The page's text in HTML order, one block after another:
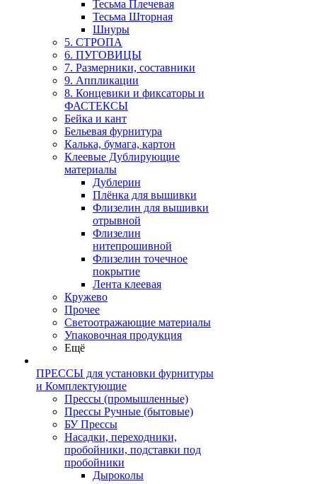
Тесьма Плечевая
Тесьма Шторная
Шнуры
5. СТРОПА
6. ПУГОВИЦЫ
7. Размерники, составники
9. Аппликации
8. Концевики и фиксаторы и
ФАСТЕКСЫ
Бейка и кант
Бельевая фурнитура
Калька, бумага, картон
Клеевые Дублирующие
материалы
Дублерин
Плёнка для вышивки
Флизелин для вышивки
отрывной
Флизелин
нитепрошивной
Флизелин точечное
покрытие
Лента клеевая
Кружево
Прочее
Светоотражающие материалы
Упаковочная продукция
Ещё
ПРЕССЫ для установки фурнитуры
и Комплектующие
Прессы (промышленные)
Прессы Ручные (бытовые)
БУ Прессы
Насадки, переходники,
пробойники, подставки под
пробойники
Дыроколы